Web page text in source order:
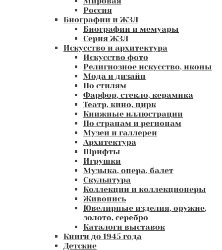
Россия
Биографии и ЖЗЛ
Биографии и мемуары
Серия ЖЗЛ
Искусство и архитектура
Искусство фото
Религиозное искусство, иконы
Мода и дизайн
По стилям
Фарфор, стекло, керамика
Театр, кино, цирк
Книжные иллюстрации
По странам и регионам
Музеи и галлереи
Архитектура
Шрифты
Игрушки
Музыка, опера, балет
Скульптура
Коллекции и коллекционеры
Живопись
Ювелирные изделия, оружие,
золото, серебро
Каталоги выставок
Книги до 1945 года
Детские